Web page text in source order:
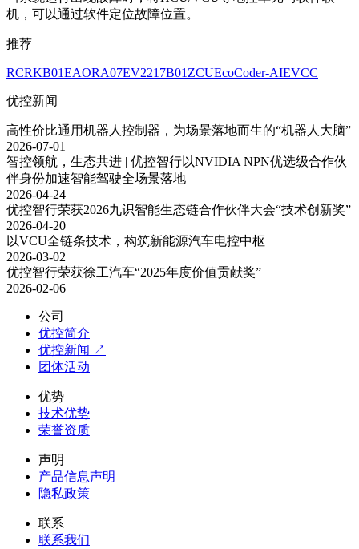
机，可以通过软件定位故障位置。
推荐
RCRKB01EAORA07EV2217B01 ZCUEcoCoder-AIEVCC
优控新闻
高性价比通用机器人控制器，为场景落地而生的“机器人大脑”
2026-07-01
智控领航，生态共进 | 优控智行以NVIDIA NPN优选级合作伙
伴身份加速智能驾驶全场景落地
2026-04-24
优控智行荣获2026九识智能生态链合作伙伴大会“技术创新奖”
2026-04-20
以VCU全链条技术，构筑新能源汽车电控中枢
2026-03-02
优控智行荣获徐工汽车“2025年度价值贡献奖”
2026-02-06
公司
优控简介
优控新闻 ↗
团体活动
优势
技术优势
荣誉资质
声明
产品信息声明
隐私政策
联系
联系我们